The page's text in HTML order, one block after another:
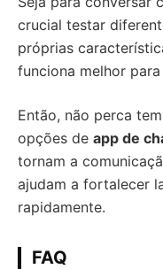
crucial testar
próprias
funciona melhor
Então, não perca
opções de app de
tornam a
ajudam a fortalecer
rapidamente.
FAQ